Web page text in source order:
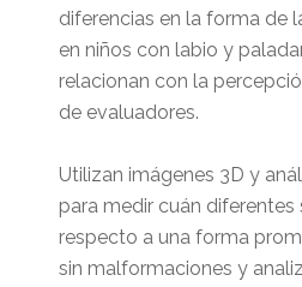
diferencias en la forma de
en niños con labio y
relacionan con la
de evaluadores.
Utilizan imágenes 3D y
para medir cuán
respecto a una forma
sin malformaciones y